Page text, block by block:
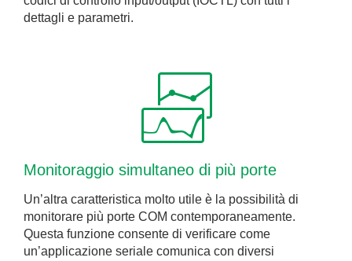
dettagli e parametri.
Monitoraggio simultaneo di più porte
Un’altra caratteristica molto utile è la possibilità di
monitorare più porte COM contemporaneamente.
Questa funzione consente di verificare come
un’applicazione seriale comunica con diversi